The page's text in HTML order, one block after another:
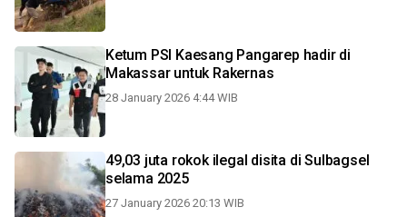
Ketum PSI Kaesang Pangarep hadir di
Makassar untuk Rakernas
28 January 2026 4:44 WIB
49,03 juta rokok ilegal disita di Sulbagsel
selama 2025
27 January 2026 20:13 WIB